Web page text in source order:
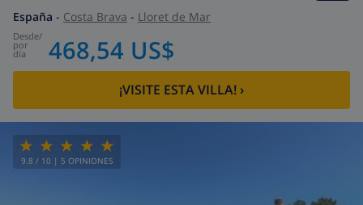
España - Costa Brava - Lloret de Mar
desde/
por
día 468,54 US$
¡VISITE ESTA VILLA! ›
9.8 / 10 | 5 OPINIONES